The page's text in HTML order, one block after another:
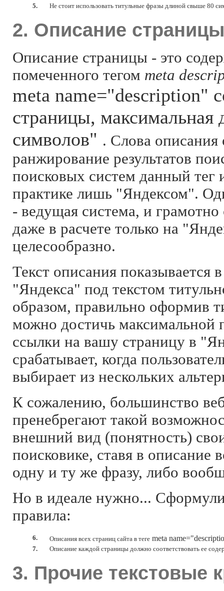
5.
Не стоит использовать титульные фразы длиной свыше 80
2. Описание страницы
Описание страницы - это
помеченного тегом meta
meta name="description"
страницы, максимальная
символов" . Слова
ранжирование результатов
поисковых систем данный тег
практике лишь "Яндексом".
- ведущая система, и грамотно
даже в расчете только на
целесообразно.
Текст описания показывается
"Яндекса" под текстом
образом, правильно оформив
можно достичь максимальной
ссылки на вашу страницу в
срабатывает, когда
выбирает из нескольких
К сожалению, большинство
пренебрегают такой
внешний вид (понятность)
поисковике, ставя в описание
одну и ту же фразу, либо
Но в идеале нужно...
правила:
6. Описания всех страниц сайта в тегеmeta
7. Описание каждой страницы должно соответствовать ее
3. Прочие текстовые